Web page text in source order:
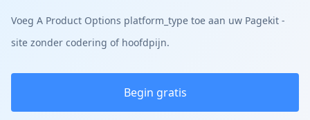
Voeg A Product Options platform_type toe aan uw Pagekit -
site zonder codering of hoofdpijn.
Begin gratis